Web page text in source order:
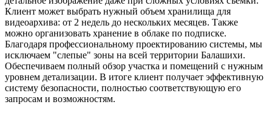
Клиент может выбрать нужный объем хранилища для
видеоархива: от 2 недель до нескольких месяцев. Также
можно организовать хранение в облаке по подписке.
Благодаря профессиональному проектированию системы, мы
исключаем "слепые" зоны на всей территории Балашихи.
Обеспечиваем полный обзор участка и помещений с нужным
уровнем детализации. В итоге клиент получает эффективную
систему безопасности, полностью соответствующую его
запросам и возможностям.